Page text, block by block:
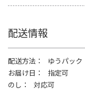
配送情報
配送方法
ゆうパック
お届け日
指定可
のし
対応可